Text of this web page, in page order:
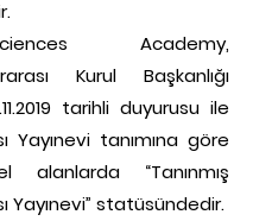
Academy,
Kurul Başkanlığı
tarihli duyurusu ile
Yayınevi tanımına göre
“Tanınmış
Yayınevi” statüsündedir.